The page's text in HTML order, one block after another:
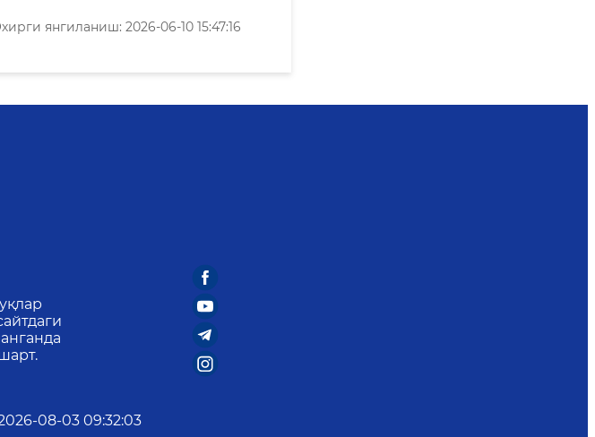
янгиланиш: 2026-06-10 15:47:16
08-03 09:32:03